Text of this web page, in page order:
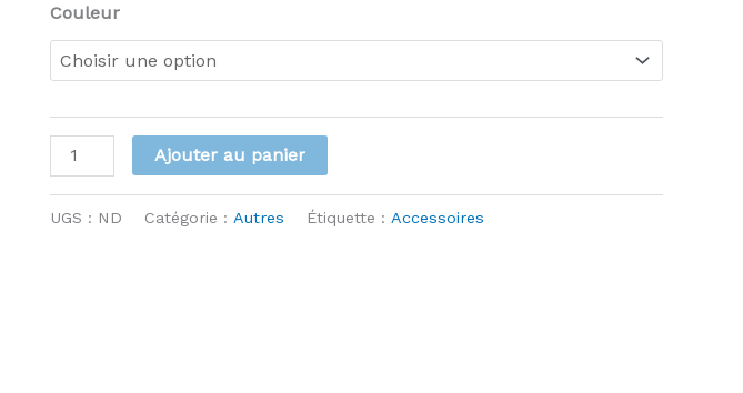
Couleur
quantité
de
Ajouter au panier
UGS : ND Catégorie : Autres Étiquette : Accessoires